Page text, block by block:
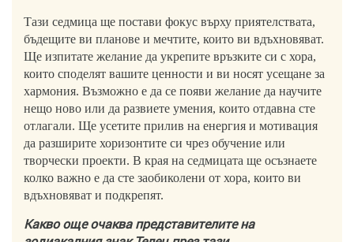
Тази седмица ще постави фокус върху приятелствата,
бъдещите ви планове и мечтите, които ви вдъхновяват.
Ще изпитате желание да укрепите връзките си с хора,
които споделят вашите ценности и ви носят усещане за
хармония. Възможно е да се появи желание да научите
нещо ново или да развиете умения, които отдавна сте
отлагали. Ще усетите прилив на енергия и мотивация
да разширите хоризонтите си чрез обучение или
творчески проекти. В края на седмицата ще осъзнаете
колко важно е да сте заобиколени от хора, които ви
вдъхновяват и подкрепят.
Какво още очаква представителите на